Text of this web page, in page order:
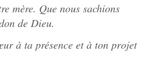
mère. Que nous sachions
de Dieu.
à ta présence et à ton projet